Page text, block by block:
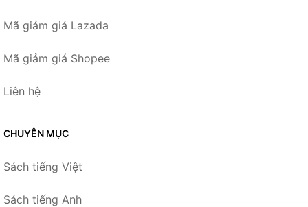
Mã giảm giá Lazada
Mã giảm giá Shopee
Liên hệ
CHUYÊN MỤC
Sách tiếng Việt
Sách tiếng Anh